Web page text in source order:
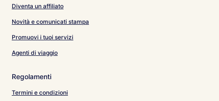
Diventa un affiliato
Novità e comunicati stampa
Promuovi i tuoi servizi
Agenti di viaggio
Regolamenti
Termini e condizioni